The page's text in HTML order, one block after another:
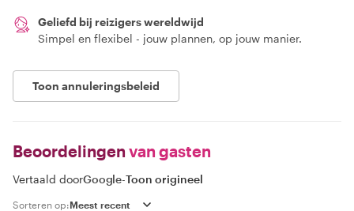
Geliefd bij reizigers wereldwijd
Simpel en flexibel - jouw plannen, op jouw manier.
Toon annuleringsbeleid
Beoordelingen van gasten
Vertaald doorGoogle-Toon origineel
Sorteren op: